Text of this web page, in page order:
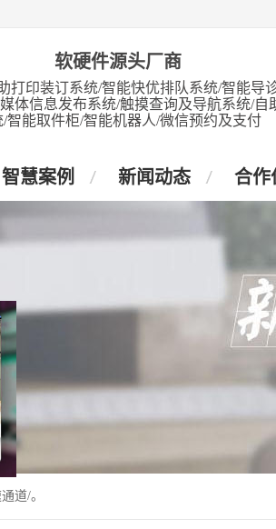
软硬件源头厂商
打印装订系统/智能快优排队系统/智能导
体信息发布系统/触摸查询及导航系统/自
/智能取件柜/智能机器人/微信预约及支付
智慧案例 新闻动态 合作
道/。